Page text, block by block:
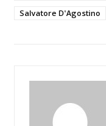
Salvatore D'Agostino